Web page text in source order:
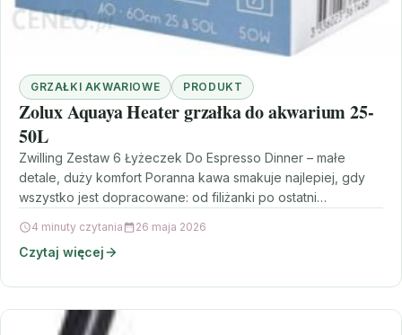
GRZAŁKI AKWARIOWE PRODUKT
Zolux Aquaya Heater grzałka do akwarium 25-
50L
Zwilling Zestaw 6 Łyżeczek Do Espresso Dinner – małe
detale, duży komfort Poranna kawa smakuje najlepiej, gdy
wszystko jest dopracowane: od filiżanki po ostatni…
4 minuty czytania 26 maja 2026
Czytaj więcej